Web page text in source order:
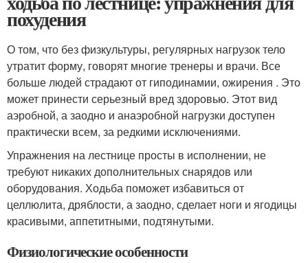
похудения
О том, что без физкультуры, регулярных нагрузок тело
утратит форму, говорят многие тренеры и врачи. Все
больше людей страдают от гиподинамии, ожирения . Это
может принести серьезный вред здоровью. Этот вид
аэробной, а заодно и анаэробной нагрузки доступен
практически всем, за редкими исключениями.
Упражнения на лестнице просты в исполнении, не
требуют никаких дополнительных снарядов или
оборудования. Ходьба поможет избавиться от
целлюлита, дряблости, а заодно, сделает ноги и ягодицы
красивыми, аппетитными, подтянутыми.
Физиологические особенности